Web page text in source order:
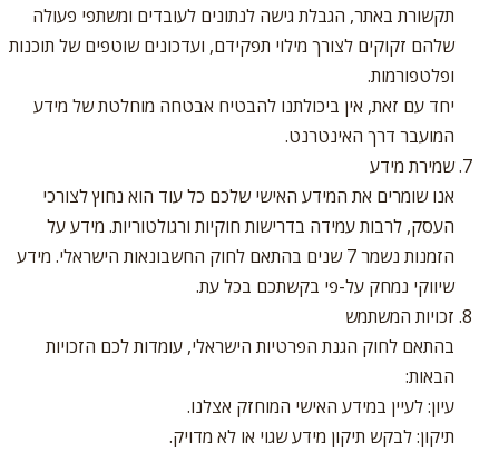
תקשורת באתר, הגבלת גישה לנתונים לעובדים ומשתפי פעולה
שלהם זקוקים לצורך מילוי תפקידם, ועדכונים שוטפים של תוכנות
ופלטפורמות.
יחד עם זאת, אין ביכולתנו להבטיח אבטחה מוחלטת של מידע
המועבר דרך האינטרנט.
שמירת מידע
אנו שומרים את המידע האישי שלכם כל עוד הוא נחוץ לצורכי
העסק, לרבות עמידה בדרישות חוקיות ורגולטוריות. מידע על
הזמנות נשמר 7 שנים בהתאם לחוק החשבונאות הישראלי. מידע
שיווקי נמחק על-פי בקשתכם בכל עת.
זכויות המשתמש
בהתאם לחוק הגנת הפרטיות הישראלי, עומדות לכם הזכויות
הבאות:
עיון: לעיין במידע האישי המוחזק אצלנו.
תיקון: לבקש תיקון מידע שגוי או לא מדויק.